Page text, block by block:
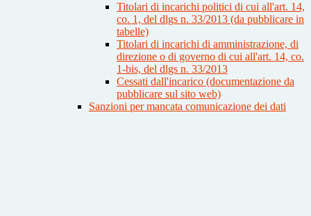
Titolari di incarichi politici di cui all'art. 14,
co. 1, del dlgs n. 33/2013 (da pubblicare in
tabelle)
Titolari di incarichi di amministrazione, di
direzione o di governo di cui all'art. 14, co.
1-bis, del dlgs n. 33/2013
Cessati dall'incarico (documentazione da
pubblicare sul sito web)
Sanzioni per mancata comunicazione dei dati